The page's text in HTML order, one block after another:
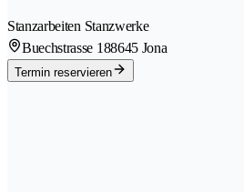
Stanzarbeiten Stanzwerke
Buechstrasse 188645 Jona
Termin reservieren